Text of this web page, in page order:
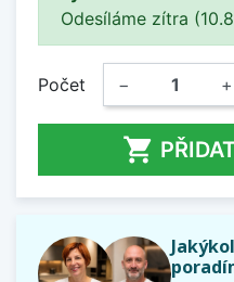
Odesíláme zítra
Počet − +
